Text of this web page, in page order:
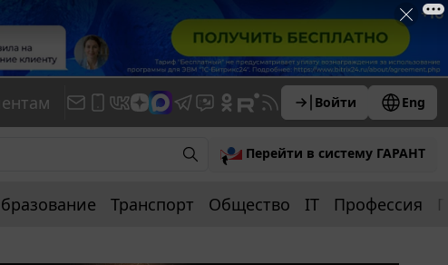
Войти Eng
Перейти в систему ГАРАНТ
Транспорт Общество IT Профессия